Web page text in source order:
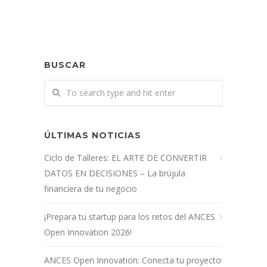
BUSCAR
ÚLTIMAS NOTICIAS
Ciclo de Talleres: EL ARTE DE CONVERTIR
DATOS EN DECISIONES – La brújula
financiera de tu negocio
¡Prepara tu startup para los retos del ANCES
Open Innovation 2026!
ANCES Open Innovation: Conecta tu proyecto